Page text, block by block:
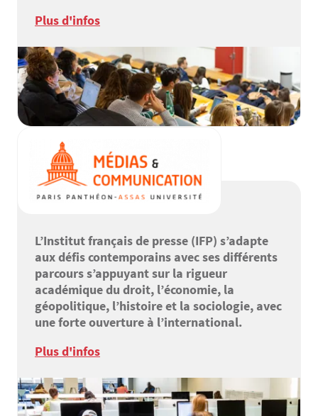
Plus d'infos
L’Institut français de presse (IFP) s’adapte
aux défis contemporains avec ses différents
parcours s’appuyant sur la rigueur
académique du droit, l’économie, la
géopolitique, l’histoire et la sociologie, avec
une forte ouverture à l’international.
Plus d'infos